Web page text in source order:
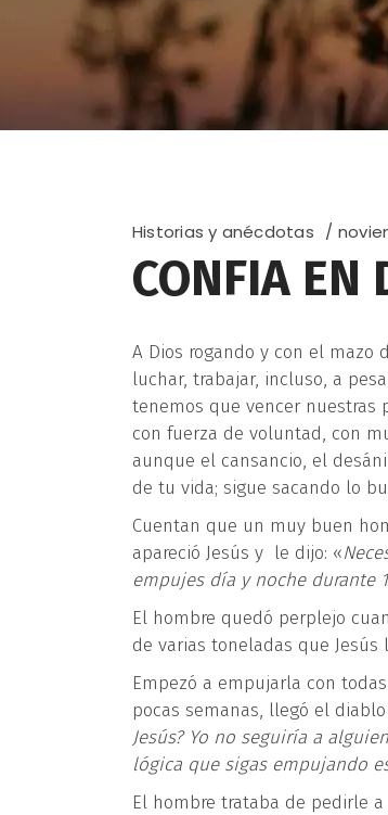
Historias y anécdotas
CONFIA EN
A Dios rogando y con el mazo
luchar, trabajar, incluso, a
tenemos que vencer nuestras
con fuerza de voluntad, con
aunque el cansancio, el
de tu vida; sigue sacando lo
Cuentan que un muy buen
apareció Jesús y le dijo: «
empujes día y noche durante
El hombre quedó perplejo
de varias toneladas que Jesús
Empezó a empujarla con
pocas semanas, llegó el
Jesús? Yo no seguiría a
lógica que sigas empujando
El hombre trataba de pedirle